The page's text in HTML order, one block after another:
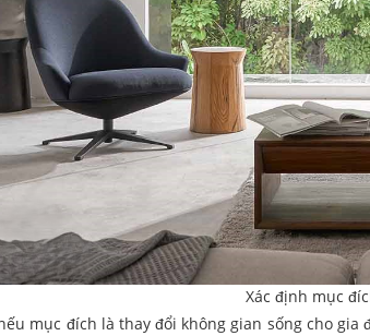
Xác định mục
mục đích là thay đổi không gian sống cho